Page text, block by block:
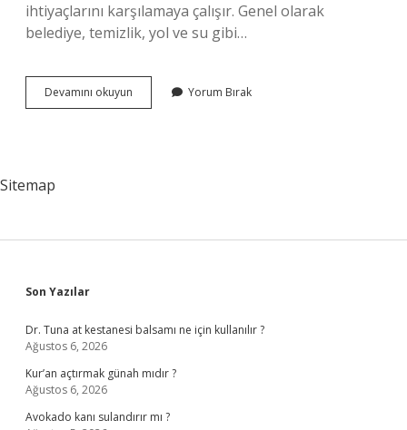
ihtiyaçlarını karşılamaya çalışır. Genel olarak
belediye, temizlik, yol ve su gibi…
Devamını okuyun Belediye
Başkanı
Yorum Bırak
Sitemap
Sidebar
Son Yazılar
Dr. Tuna at kestanesi balsamı ne için kullanılır ?
Ağustos 6, 2026
Kur’an açtırmak günah mıdır ?
Ağustos 6, 2026
Avokado kanı sulandırır mı ?